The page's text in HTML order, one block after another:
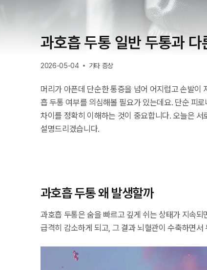
과호흡 두통 일반 두통과 다
2026-05-04 기타 증상
머리가 아픈데 단순한 통증을 넘어 어지럽고 손발
흡 두통 여부를 의심해볼 필요가 있는데요. 단순 피
차이를 정확히 이해하는 것이 중요합니다. 오늘은
설명드리겠습니다.
과호흡 두통 왜 발생할까
과호흡 두통은 숨을 빠르고 깊게 쉬는 상태가 지속
급격히 감소하게 되고, 그 결과 뇌혈관이 수축하면